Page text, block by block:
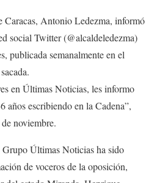
Antonio Ledezma, informó
social Twitter (@alcaldeledezma)
publicada semanalmente en el
en Últimas Noticias, les informo
años escribiendo en la Cadena”,
noviembre.
Últimas Noticias ha sido
de voceros de la oposición,